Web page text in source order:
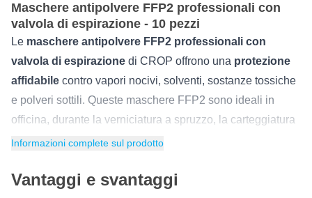
Maschere antipolvere FFP2 professionali con
valvola di espirazione - 10 pezzi
Le maschere antipolvere FFP2 professionali con
valvola di espirazione di CROP offrono una protezione
affidabile contro vapori nocivi, solventi, sostanze tossiche
e polveri sottili. Queste maschere FFP2 sono ideali in
officina, durante la verniciatura a spruzzo, la carteggiatura
di diversi materiali o in altre applicazioni in cui si ha a che
antipolverehanno un livello di protezione FFP2, sei
Informazioni complete sul prodotto
Vantaggi e svantaggi